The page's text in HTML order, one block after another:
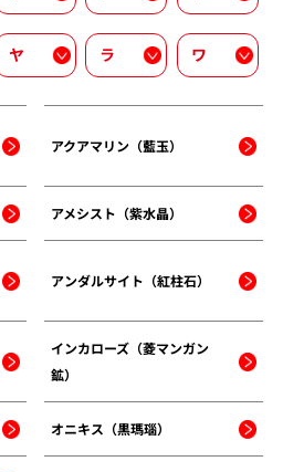
ヤ ラ ワ
アクアマリン（藍玉）
アメシスト（紫水晶）
アンダルサイト（紅柱石）
インカローズ（菱マンガン
鉱）
オニキス（黒瑪瑙）